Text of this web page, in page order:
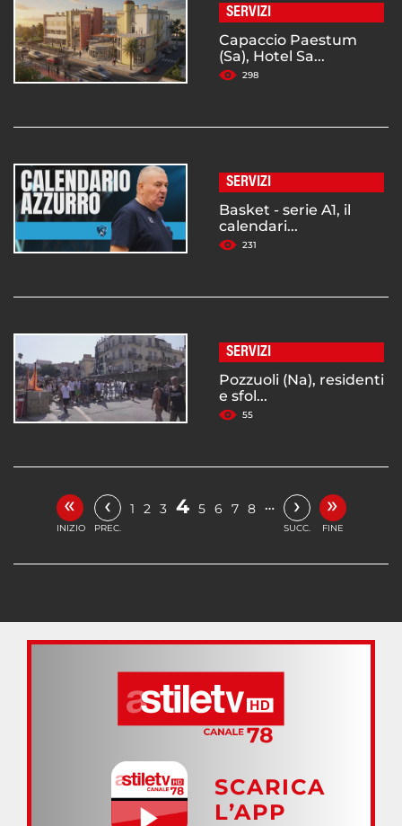
SERVIZI
Capaccio Paestum
(Sa), Hotel Sa...
298
SERVIZI
Basket - serie A1, il
calendari...
231
SERVIZI
Pozzuoli (Na), residenti
e sfol...
55
«
INIZIO
‹
PREC.
1 2 3 4 5 6 7 8 … ›
SUCC.
»
FINE
SCARICA
L’APP